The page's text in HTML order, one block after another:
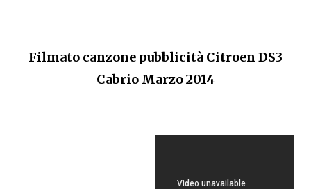
Filmato canzone pubblicità Citroen DS3
Cabrio Marzo 2014